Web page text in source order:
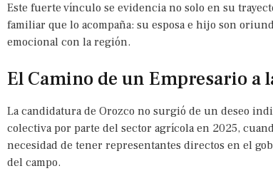
Este fuerte vínculo se evidencia no solo en su
familiar que lo acompaña: su esposa e hijo son
emocional con la región.
El Camino de un Empresario a
La candidatura de Orozco no surgió de un deseo
colectiva por parte del sector agrícola en 2025,
necesidad de tener representantes directos en el
del campo.